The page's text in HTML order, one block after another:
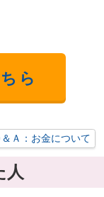
ら
Ａ：お金について
人